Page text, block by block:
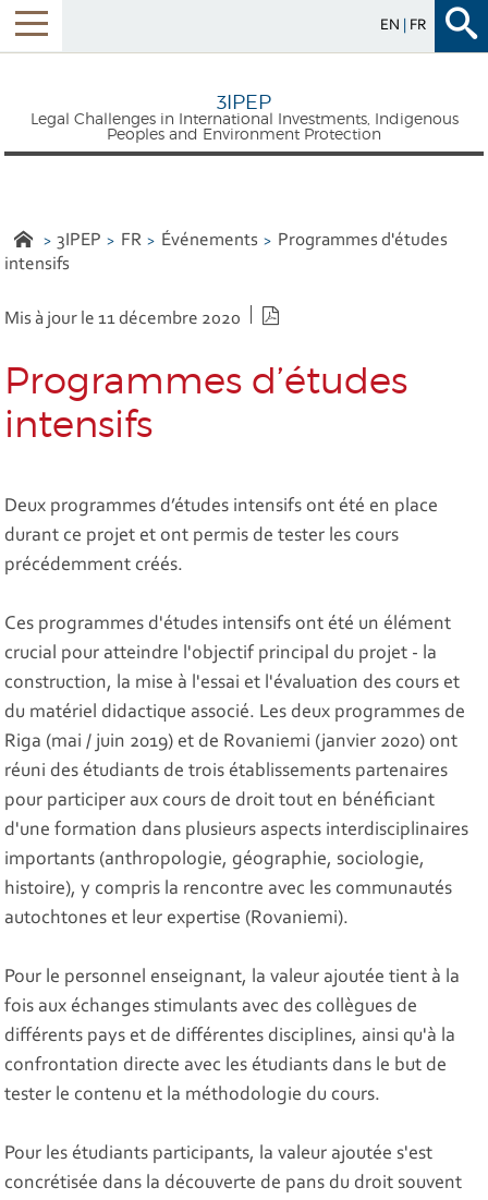
EN FR
3IPEP
Legal Challenges in International Investments, Indigenous
Peoples and Environment Protection
3IPEP FR Événements
Programmes d'études
intensifs
Mis à jour le 11 décembre 2020
Programmes d’études
intensifs
Deux programmes d’études intensifs ont été en place
durant ce projet et ont permis de tester les cours
précédemment créés.
Ces programmes d'études intensifs ont été un élément
crucial pour atteindre l'objectif principal du projet - la
construction, la mise à l'essai et l'évaluation des cours et
du matériel didactique associé. Les deux programmes de
Riga (mai / juin 2019) et de Rovaniemi (janvier 2020) ont
réuni des étudiants de trois établissements partenaires
pour participer aux cours de droit tout en bénéficiant
d'une formation dans plusieurs aspects interdisciplinaires
importants (anthropologie, géographie, sociologie,
histoire), y compris la rencontre avec les communautés
autochtones et leur expertise (Rovaniemi).
Pour le personnel enseignant, la valeur ajoutée tient à la
fois aux échanges stimulants avec des collègues de
différents pays et de différentes disciplines, ainsi qu'à la
confrontation directe avec les étudiants dans le but de
tester le contenu et la méthodologie du cours.
Pour les étudiants participants, la valeur ajoutée s'est
concrétisée dans la découverte de pans du droit souvent